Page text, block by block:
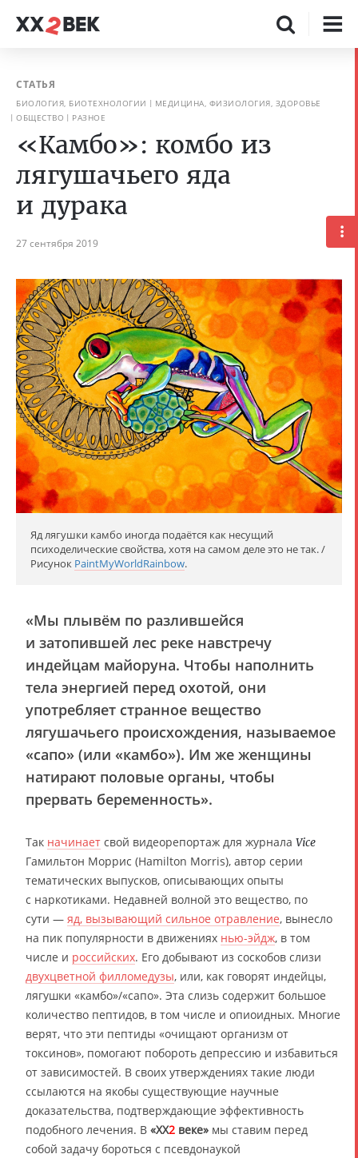
СТАТЬЯ
БИОЛОГИЯ, БИОТЕХНОЛОГИИ
МЕДИЦИНА, ФИЗИОЛОГИЯ, ЗДОРОВЬЕ
ОБЩЕСТВО
РАЗНОЕ
«Камбо»: комбо из
лягушачьего яда
и дурака
27 сентября 2019
Яд лягушки камбо иногда подаётся как несущий
психоделические свойства, хотя на самом деле это не так. /
Рисунок PaintMyWorldRainbow.
«Мы плывём по разлившейся
и затопившей лес реке навстречу
индейцам майоруна. Чтобы наполнить
тела энергией перед охотой, они
употребляет странное вещество
лягушачьего происхождения, называемое
«сапо» (или «камбо»). Им же женщины
натирают половые органы, чтобы
прервать беременность».
Так начинает свой видеорепортаж для журнала Vice
Гамильтон Моррис (Hamilton Morris), автор серии
тематических выпусков, описывающих опыты
с наркотиками. Недавней волной это вещество, по
сути — яд, вызывающий сильное отравление, вынесло
на пик популярности в движениях нью-эйдж, в том
числе и российских. Его добывают из соскобов слизи
двухцветной филломедузы, или, как говорят индейцы,
лягушки «камбо»/«сапо». Эта слизь содержит большое
количество пептидов, в том числе и опиоидных. Многие
верят, что эти пептиды «очищают организм от
токсинов», помогают побороть депрессию и избавиться
от зависимостей. В своих утверждениях такие люди
ссылаются на якобы существующие научные
доказательства, подтверждающие эффективность
подобного лечения. В «XX2 веке» мы ставим перед
собой задачу бороться с псевдонаукой